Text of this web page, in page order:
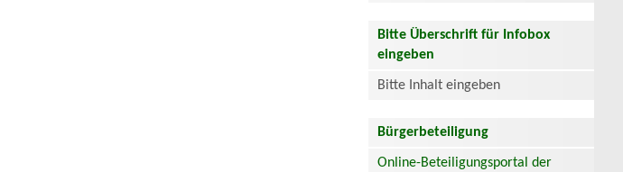
Bitte Überschrift für Infobox
eingeben
Bitte Inhalt eingeben
Bürgerbeteiligung
Online-Beteiligungsportal der